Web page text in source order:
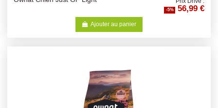
-5% 56,99 €
Ajouter au panier